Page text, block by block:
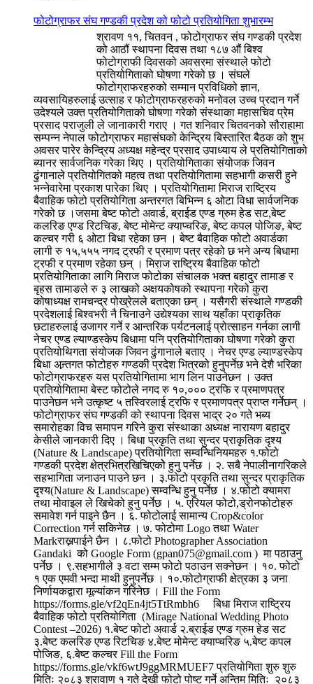
फोटोग्राफर संघ गण्डकी प्रदेश को फोटो प्रतियोगिता शुभारम्भ
श्रावण ११, चितवन , फोटोग्राफर संघ गण्डकी प्रदेश
को आठौं स्थापना दिवस तथा १८७ औं बिश्व
फोटोग्राफी दिवसको अवसरमा संस्थाले फोटो
प्रतियोगिताको घोषणा गरेको छ । संघले
फोटोग्राफरहरुको सम्मान प्रविधिको ज्ञान,
व्यवसायिहरुलाई उत्साह र फोटोग्राफरहरुको मनोवल उच्च प्रदान गर्ने
उदेश्यले उक्त प्रतियोगिताको घोषणा गरेको संस्थाका महासचिव प्रेम
प्रसाद पराजुली ले जानाकारी गराए । गत शनिवार चितवनको सौराहामा
सम्पन्न नेपाल फोटोग्राफर महासंघको केन्द्रिय बिस्तारित बैठक को शुभ
अवसर पारेर केन्द्रिय अध्यक्ष महेन्द्र प्रसाद उपाध्याय ले प्रतियोगिताको
ब्यानर सार्वजनिक गरेका थिए । प्रतियोगिताका संयोजक जिवन
ढुंगानाले प्रतियोगितको महत्व तथा प्रतियोगितामा सहभागी कसरी हुने
भन्नेवारेमा प्रकाश पारेका थिए । प्रतियोगितामा मिराज राष्ट्रिय
बैवाहिक फोटो प्रतियोगिता अन्तरगत बिभिन्न ६ ओटा विधा सार्वजनिक
गरेको छ ।जसमा बेष्ट फोटो अवार्ड, ब्राईड एण्ड ग्रुम हेड सट,बेष्ट
कलरिङ एण्ड रिटचिङ, बेष्ट मोमेन्ट क्याप्चरिङ, बेष्ट कपल पोजिङ, बेष्ट
कल्चर गरी ६ ओटा बिधा रहेका छन । बेष्ट बैवाहिक फोटो अवार्डका
लागी रु १५,५५५ नगद ट्रफी र प्रमाण पत्र रहेको छ भने अन्य बिधामा
ट्रफी र प्रमाण रहेका छन् । मिराज राष्ट्रिय बैवाहिक फोटो
प्र्रतियोगिताका लागि मिराज फोटोका संचालक भक्त बहादुर तामाङ र
बृहस तामाङले रु ३ लाखको अक्षयकोषको स्थापना गरेको कुरा
कोषाध्यक्ष रामचन्द्र पोख्रेलले बताएका छन् । यसैगरी संस्थाले गण्डकी
प्रदेशलाई बिश्वभरी नै चिनाउने उद्येश्यका साथ यहाँका प्राकृतिक
छटाहरुलाई उजागर गर्ने र आन्तरिक पर्यटनलाई प्रोत्साहन गर्नका लागी
नेचर एण्ड ल्याण्डस्केप बिधामा पनि प्रतियोगिताका घोषणा गरेको कुरा
प्रतियोथिगता संयोजक जिवन ढुंगानाले बताए । नेचर एण्ड ल्याण्डस्केप
बिधा अन्र्तगत फोटोहरु गण्डकी प्रदेश भित्रको हुनुपर्नेछ भने देशै भरिका
फोटोग्राफरहरु यस प्रतियोगितामा भाग लिन पाउनेछन । उक्त
प्रतियोगितामा बेस्ट फोटोले नगद रु १०,००० ट्रफि र प्रमाणपत्र
पाउनेछन भने उत्कृष्ट ५ तस्विरलाई ट्रफि र प्रमाणपत्र प्राप्त गर्नेछन् ।
फोटोग्राफर संघ गण्डकी को स्थापना दिवस भाद्र २० गते भब्य
समारोहका विच समापन गरिने कुरा संस्थाका अध्यक्ष नारायण बहादुर
केसीले जानकारी दिए । बिधा प्रकृति तथा सुन्दर प्राकृतिक दृश्य
(Nature & Landscape) प्रतियोगिता सम्वन्धिनियमहरु १.फोटो
गण्डकी प्रदेश क्षेत्रभित्रखिचिएकोे हुनु पर्नेछ । २. सबै नेपालीनागरिकले
सहभागिता जनाउन पाउने छन । ३.फोटो प्रकृति तथा सुन्दर प्राकृतिक
दृश्य(Nature & Landscape) सम्वन्धि हुनु पर्नेछ । ४.फोटो क्यामरा
तथा मोवाइल ले खिचेको हुनु पर्नेछ । ५. एरियल फोटो,ड्रोनफोटोहरु
समावेश गर्न पाइने छैन । ६. फोटोलाई सामान्य Crop&color
Correction गर्न सकिनेछ । ७. फोटोमा Logo तथा Water
Markराख्नपाईने छैन । ८.फोटो Photographer Association
Gandaki को Google Form (gpan075@gmail.com ) मा पठाउनु
पर्नेछ । ९.सहभागीले ३ वटा सम्म फोटो पठाउन सक्नेछन । १०. फोटो
१ एक एमवी भन्दा माथी हुनुपर्नेछ । १०.फोटोग्राफी क्षेत्रका ३ जना
निर्णायकद्वारा मूल्यांकन गरिनेछ । Fill the Form
https://forms.gle/vf2qEn4jt5TtRmbh6 बिधा मिराज राष्ट्रिय
बैवाहिक फोटो प्रतियोगिता (Mirage National Wedding Photo
Contest –2026) १.बेष्ट फोटो अवार्ड २.ब्राईड एण्ड ग्रुम हेड सट
३.बेष्ट कलरिङ एण्ड रिटचिङ ४.बेष्ट मोमेन्ट क्याप्चरिङ ५.बेष्ट कपल
पोजिङ, ६.बेष्ट कल्चर Fill the Form
https://forms.gle/vkf6wtJ9ggMRMUEF7 प्रतियोगिता शुरु शुरु
मितिः २०८३ श्रावाण १ गते देखी फोटो पोष्ट गर्ने अन्तिम मितिः २०८३